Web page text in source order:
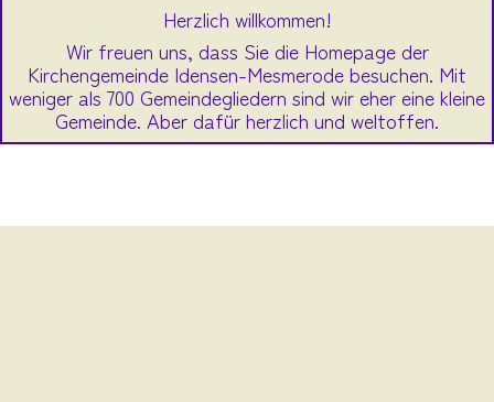
Herzlich willkommen!
Wir freuen uns, dass Sie die Homepage der
Kirchengemeinde Idensen-Mesmerode besuchen. Mit
weniger als 700 Gemeindegliedern sind wir eher eine kleine
Gemeinde. Aber dafür herzlich und weltoffen.